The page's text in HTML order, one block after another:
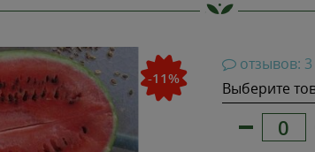
-11%
ТОП ПРОДАЖ
отзывов: 3
Выберите